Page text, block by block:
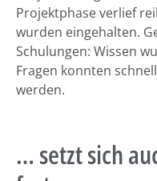
Projektphase verlief
wurden eingehalten.
Schulungen: Wissen
Fragen konnten
werden.
… setzt sich